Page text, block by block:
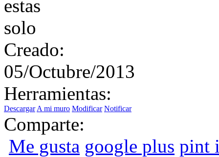
Creado:
05/Octubre/2013
Herramientas:
Descargar A mi muro Modificar Notificar
Comparte:
Me gusta google plus pint